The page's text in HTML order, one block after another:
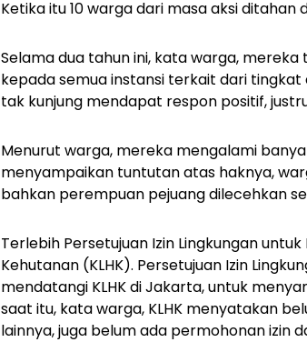
Ketika itu 10 warga dari masa aksi ditahan
Selama dua tahun ini, kata warga,
kepada semua instansi terkait dari
tak kunjung mendapat respon positif,
Menurut warga, mereka mengalami
menyampaikan tuntutan atas haknya,
bahkan perempuan pejuang dilecehkan
Terlebih Persetujuan Izin Lingkungan
Kehutanan (KLHK). Persetujuan Izin
mendatangi KLHK di Jakarta, untuk
saat itu, kata warga, KLHK menyatakan
lainnya, juga belum ada permohonan izin